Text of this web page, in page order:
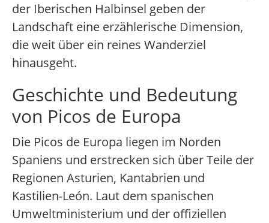
der Iberischen Halbinsel geben der
Landschaft eine erzählerische Dimension,
die weit über ein reines Wanderziel
hinausgeht.
Geschichte und Bedeutung
von Picos de Europa
Die Picos de Europa liegen im Norden
Spaniens und erstrecken sich über Teile der
Regionen Asturien, Kantabrien und
Kastilien-León. Laut dem spanischen
Umweltministerium und der offiziellen